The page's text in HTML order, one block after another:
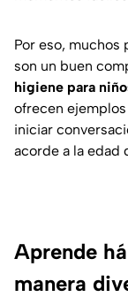
Por eso, muchos
son un buen
higiene para
ofrecen
iniciar
acorde a la edad
Aprende
manera